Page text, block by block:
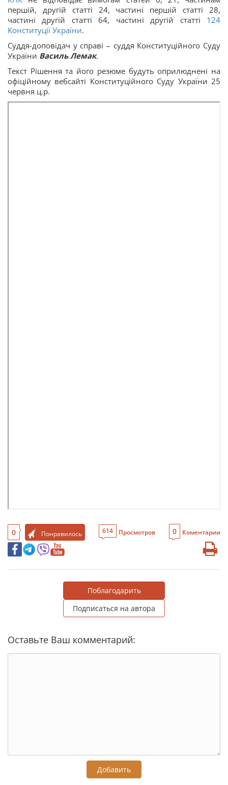
першій, другій статті 24, частині першій статті 28,
частині другій статті 64, частині другій статті 124
Конституції України.
Суддя-доповідач у справі – суддя Конституційного Суду
України Василь Лемак.
Текст Рішення та його резюме будуть оприлюднені на
офіційному вебсайті Конституційного Суду України 25
червня ц.р.
0 Понравилось 614 Просмотров 0 Коментарии
Поблагодарить
Подписаться на автора
Оставьте Ваш комментарий:
Добавить